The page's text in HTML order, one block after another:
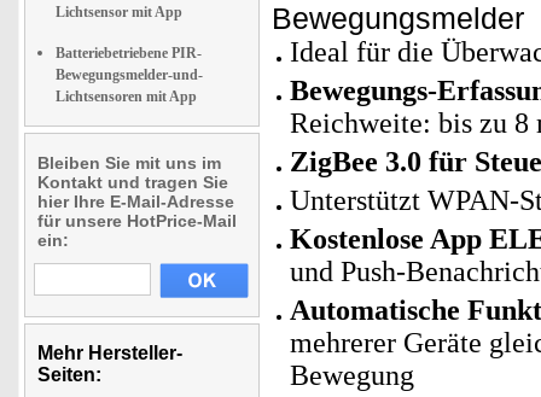
Lichtsensor mit App
Batteriebetriebene PIR-
Bewegungsmelder-und-
Lichtsensoren mit App
Bleiben Sie mit uns im
Kontakt und tragen Sie
hier Ihre E-Mail-Adresse
für unsere HotPrice-Mail
ein:
Mehr Hersteller-
Seiten:
Bewegungsmelder
Ideal für die
Bewegungs-
Reichweite: bis zu 8
ZigBee 3.0 für
Unterstützt WPAN-
Kostenlose App
und Push-
Automatische
mehrerer Geräte
Bewegung